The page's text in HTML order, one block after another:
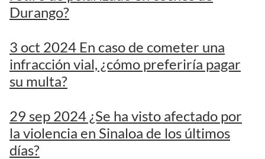
Durango?
3 oct 2024 En caso de cometer una
infracción vial, ¿cómo preferiría pagar
su multa?
29 sep 2024 ¿Se ha visto afectado por
la violencia en Sinaloa de los últimos
días?